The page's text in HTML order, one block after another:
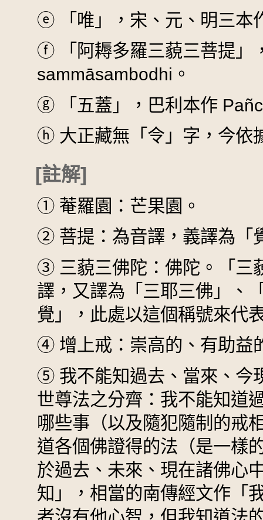
ⓔ
「唯」，宋、元、明三本
ⓕ
「阿耨多羅三藐三菩提
sammāsambodhi。
ⓖ
「五蓋」，巴利本作
ⓗ 大正藏無「令」字，今依
[註解]
① 菴羅園：芒果園。
② 菩提：為音譯，義譯為「
③ 三藐三佛陀：佛陀。「三
譯，又譯為「三耶三佛」、
覺」，此處以這個稱號來代
④ 增上戒：崇高的、有助益
⑤ 我不能知過去、當來、今
世尊法之分齊：我不能知道
哪些事（以及隨犯隨制的戒
道各個佛證得的法（是一樣
於過去、未來、現在諸佛心
知」，相當的南傳經文作「